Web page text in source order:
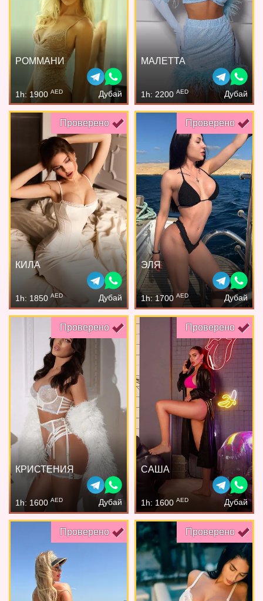
РОММАНИ
1h: 1900 AED Дубай
МАЛЕТТА
1h: 2200 AED Дубай
Проверено
КИЛА
1h: 1850 AED Дубай
Проверено
ЭЛЯ
1h: 1700 AED Дубай
Проверено
КРИСТЕНИЯ
1h: 1600 AED Дубай
Проверено
САША
1h: 1600 AED Дубай
Проверено Проверено